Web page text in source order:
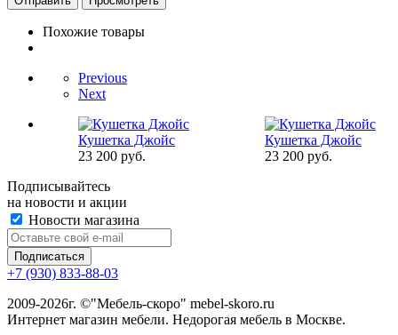
Похожие товары
Previous
Next
Кушетка Джойс
23 200 руб.
Кушетка Джойс
23 200 руб.
Подписывайтесь
на новости и акции
Новости магазина
+7 (930) 833-88-03
2009-2026г. ©"Мебель-скоро" mebel-skoro.ru
Интернет магазин мебели. Недорогая мебель в Москве.